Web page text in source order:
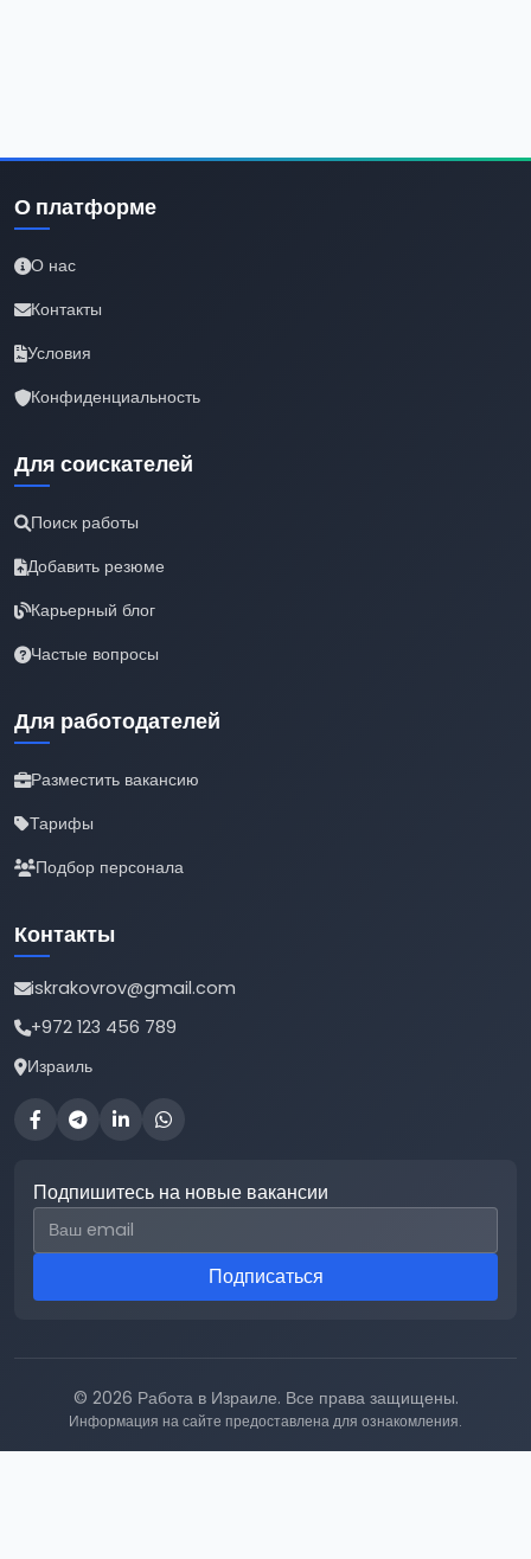
О платформе
О нас
Контакты
Условия
Конфиденциальность
Для соискателей
Поиск работы
Добавить резюме
Карьерный блог
Частые вопросы
Для работодателей
Разместить вакансию
Тарифы
Подбор персонала
Контакты
iskrakovrov@gmail.com
+972 123 456 789
Израиль
Подпишитесь на новые вакансии
Email для подписки
Подписаться
© 2026 Работа в Израиле. Все права защищены.
Информация на сайте предоставлена для ознакомления.